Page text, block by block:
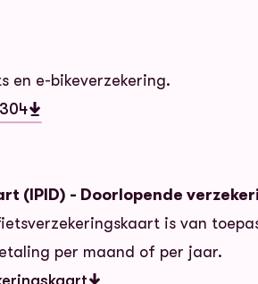
en e-bikeverzekering.
(IPID) - Doorlopende
is van
per maand of per jaar.